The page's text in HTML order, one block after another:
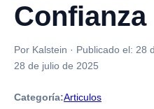
Confianza
Por Kalstein · Publicado el: 28
28 de julio de 2025
Categoría:Articulos